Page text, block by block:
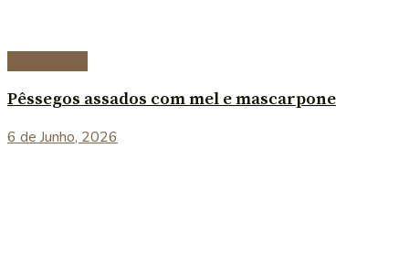
Pêssegos assados com mel e mascarpone
6 de Junho, 2026